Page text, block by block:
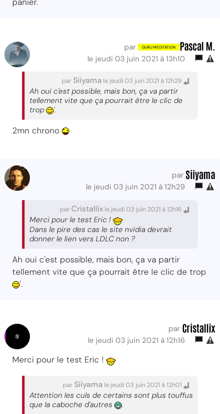
par Pascal M.
le jeudi 03 juin 2021 à 13h10
par Siiyama le jeudi 03 juin 2021 à 12h29
Ah oui c'est possible, mais bon, ça va partir
tellement vite que ça pourrait être le clic de
trop
'.
2mn chrono
par Siiyama
le jeudi 03 juin 2021 à 12h29
par Cristallix le jeudi 03 juin 2021 à 12h16
Merci pour le test Eric !
Dans le pire des cas le site nvidia devrait
donner le lien vers LDLC non ?
Ah oui c'est possible, mais bon, ça va partir
tellement vite que ça pourrait être le clic de trop
'.
par Cristallix
le jeudi 03 juin 2021 à 12h16
Merci pour le test Eric !
par Siiyama le jeudi 03 juin 2021 à 12h01
Attention les culs de certains sont plus touffus
que la caboche d'autres
.